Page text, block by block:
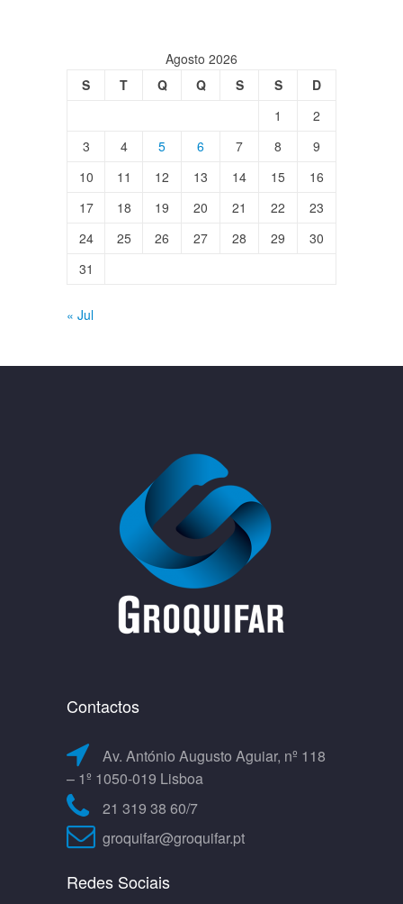
Agosto 2026
S
T Q Q S S
D
1
2
3
4 5 6 7 8
9
10
11 12 13 14 15
16
17
18 19 20 21 22
23
24
25 26 27 28 29
30
31
« Jul
Contactos
Av. António Augusto Aguiar, nº 118
– 1º 1050-019 Lisboa
21 319 38 60/7
groquifar@groquifar.pt
Redes Sociais